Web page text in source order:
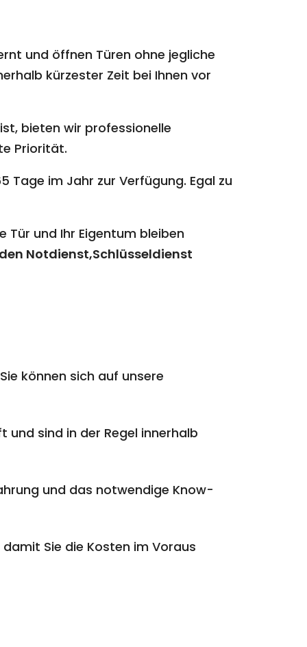
und öffnen Türen ohne jegliche
kürzester Zeit bei Ihnen vor
bieten wir professionelle
Priorität.
Tage im Jahr zur Verfügung. Egal zu
Tür und Ihr Eigentum bleiben
Notdienst,Schlüsseldienst
können sich auf unsere
sind in der Regel innerhalb
und das notwendige Know-
Sie die Kosten im Voraus